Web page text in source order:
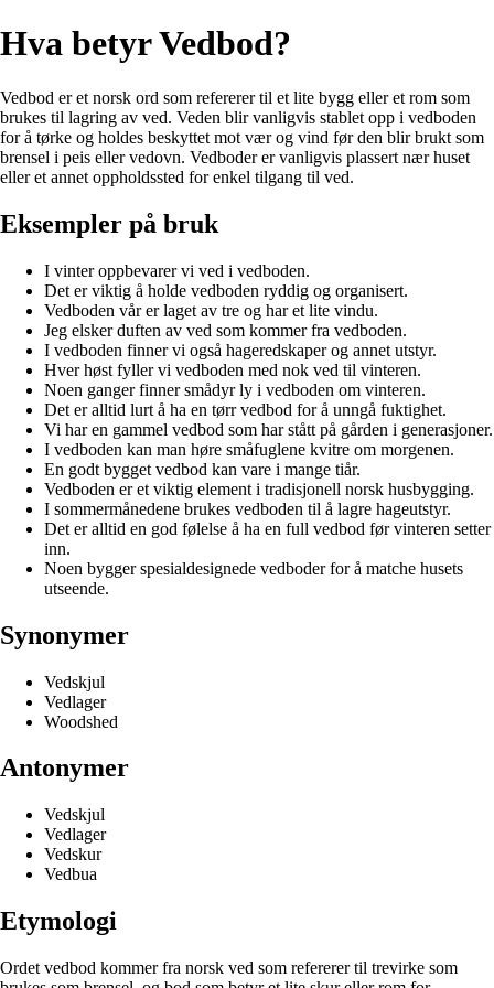
Hva betyr Vedbod?
Vedbod er et norsk ord som refererer til et lite bygg eller et rom som
brukes til lagring av ved. Veden blir vanligvis stablet opp i vedboden
for å tørke og holdes beskyttet mot vær og vind før den blir brukt som
brensel i peis eller vedovn. Vedboder er vanligvis plassert nær huset
eller et annet oppholdssted for enkel tilgang til ved.
Eksempler på bruk
I vinter oppbevarer vi ved i vedboden.
Det er viktig å holde vedboden ryddig og organisert.
Vedboden vår er laget av tre og har et lite vindu.
Jeg elsker duften av ved som kommer fra vedboden.
I vedboden finner vi også hageredskaper og annet utstyr.
Hver høst fyller vi vedboden med nok ved til vinteren.
Noen ganger finner smådyr ly i vedboden om vinteren.
Det er alltid lurt å ha en tørr vedbod for å unngå fuktighet.
Vi har en gammel vedbod som har stått på gården i generasjoner.
I vedboden kan man høre småfuglene kvitre om morgenen.
En godt bygget vedbod kan vare i mange tiår.
Vedboden er et viktig element i tradisjonell norsk husbygging.
I sommermånedene brukes vedboden til å lagre hageutstyr.
Det er alltid en god følelse å ha en full vedbod før vinteren setter
inn.
Noen bygger spesialdesignede vedboder for å matche husets
utseende.
Synonymer
Vedskjul
Vedlager
Woodshed
Antonymer
Vedskjul
Vedlager
Vedskur
Vedbua
Etymologi
Ordet vedbod kommer fra norsk ved som refererer til trevirke som